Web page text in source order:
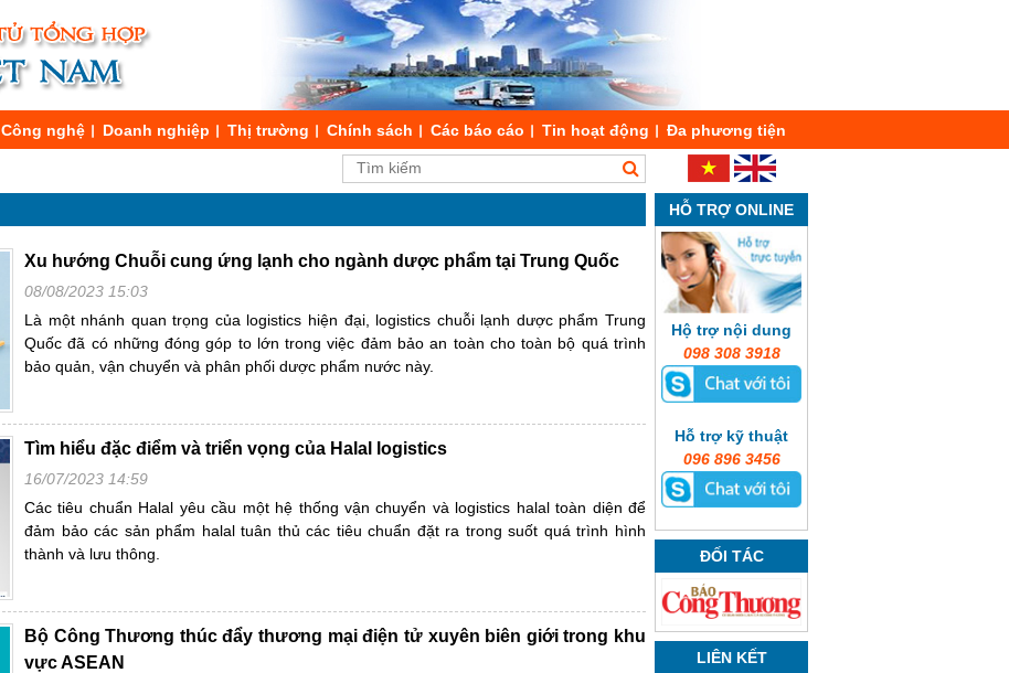
Công nghệ Doanh nghiệp Thị trường Chính sách Các báo cáo Tin hoạt động Đa phương tiện
Xu hướng Chuỗi cung ứng lạnh cho ngành dược phẩm tại Trung Quốc
08/08/2023 15:03
Là một nhánh quan trọng của logistics hiện đại, logistics chuỗi lạnh dược phẩm Trung
Quốc đã có những đóng góp to lớn trong việc đảm bảo an toàn cho toàn bộ quá trình
bảo quản, vận chuyển và phân phối dược phẩm nước này.
Tìm hiểu đặc điểm và triển vọng của Halal logistics
16/07/2023 14:59
Các tiêu chuẩn Halal yêu cầu một hệ thống vận chuyển và logistics halal toàn diện để
đảm bảo các sản phẩm halal tuân thủ các tiêu chuẩn đặt ra trong suốt quá trình hình
thành và lưu thông.
Bộ Công Thương thúc đẩy thương mại điện tử xuyên biên giới trong khu
vực ASEAN
HỖ TRỢ ONLINE
Hộ trợ nội dung
098 308 3918
Hỗ trợ kỹ thuật
096 896 3456
ĐỐI TÁC
LIÊN KẾT